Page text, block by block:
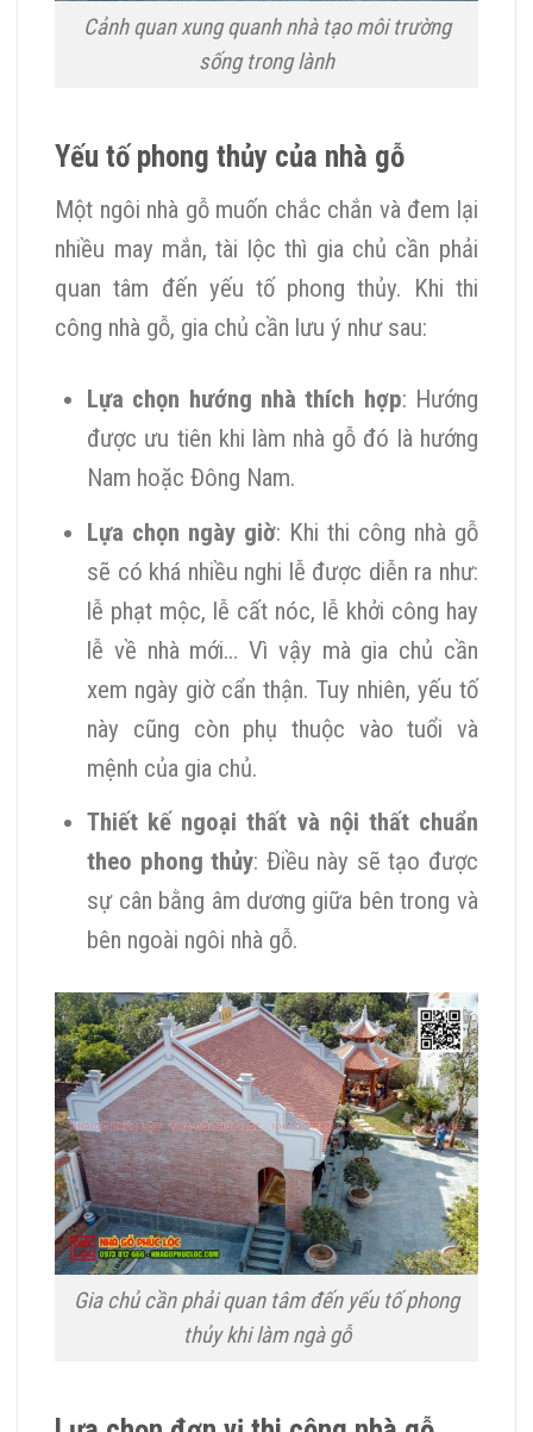
Cảnh quan xung quanh nhà tạo môi trường
sống trong lành
Yếu tố phong thủy của nhà gỗ
Một ngôi nhà gỗ muốn chắc chắn và đem lại
nhiều may mắn, tài lộc thì gia chủ cần phải
quan tâm đến yếu tố phong thủy. Khi thi
công nhà gỗ, gia chủ cần lưu ý như sau:
Lựa chọn hướng nhà thích hợp: Hướng
được ưu tiên khi làm nhà gỗ đó là hướng
Nam hoặc Đông Nam.
Lựa chọn ngày giờ: Khi thi công nhà gỗ
sẽ có khá nhiều nghi lễ được diễn ra như:
lễ phạt mộc, lễ cất nóc, lễ khởi công hay
lễ về nhà mới… Vì vậy mà gia chủ cần
xem ngày giờ cẩn thận. Tuy nhiên, yếu tố
này cũng còn phụ thuộc vào tuổi và
mệnh của gia chủ.
Thiết kế ngoại thất và nội thất chuẩn
theo phong thủy: Điều này sẽtạo được
sự cân bằng âm dương giữa bên trong và
bên ngoài ngôi nhà gỗ.
Gia chủ cần phải quan tâm đến yếu tố phong
thủy khi làm ngà gỗ